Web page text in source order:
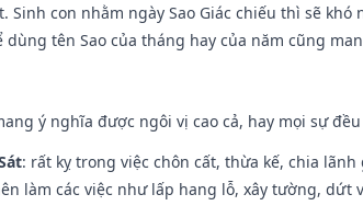
con nhằm ngày Sao Giác chiếu thì sẽ
tên Sao của tháng hay của năm cũng
ý nghĩa được ngôi vị cao cả, hay mọi sự
: rất kỵ trong việc chôn cất, thừa kế, chia
làm các việc như lấp hang lỗ, xây tường,